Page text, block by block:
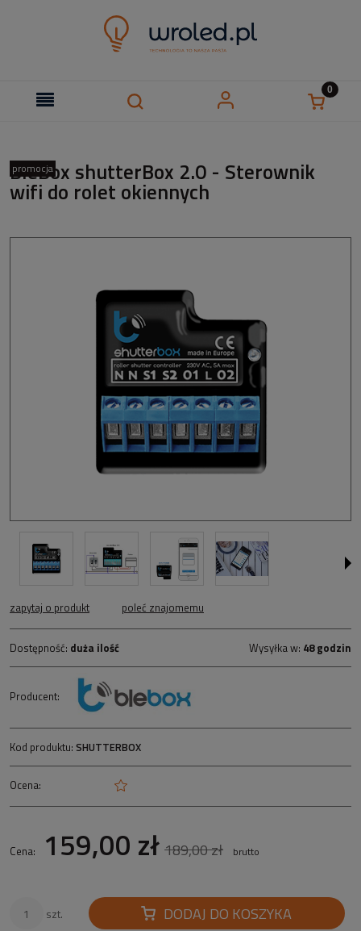
BleBox shutterBox 2.0 - Sterownik
wifi do rolet okiennych
promocja
zapytaj o produkt poleć znajomemu
Dostępność: duża ilość Wysyłka w: 48 godzin
Producent:
Kod produktu: SHUTTERBOX
Ocena:
Cena: 159,00 zł 189,00 zł brutto
szt. DODAJ DO KOSZYKA